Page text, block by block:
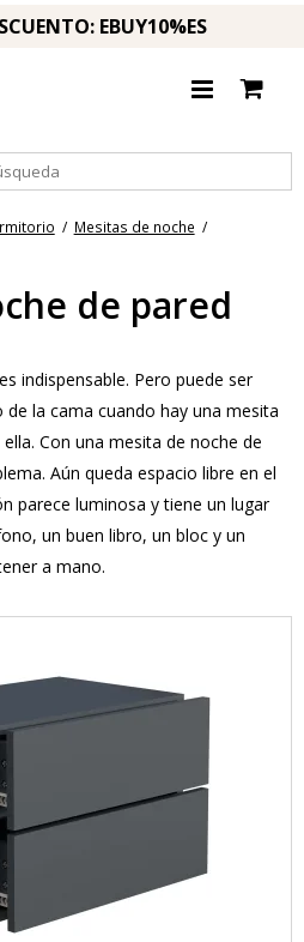
EBUY10%ES
/ Mesitas de noche /
de pared
indispensable. Pero puede ser
la cama cuando hay una mesita
Con una mesita de noche de
Aún queda espacio libre en el
parece luminosa y tiene un lugar
un buen libro, un bloc y un
a mano.